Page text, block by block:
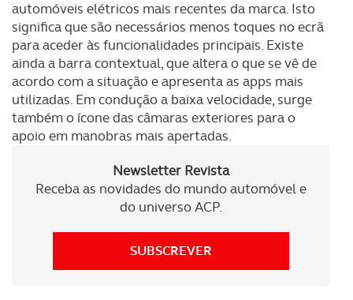
automóveis elétricos mais recentes da marca. Isto
significa que são necessários menos toques no ecrã
para aceder às funcionalidades principais. Existe
ainda a barra contextual, que altera o que se vê de
acordo com a situação e apresenta as apps mais
utilizadas. Em condução a baixa velocidade, surge
também o ícone das câmaras exteriores para o
apoio em manobras mais apertadas.
Newsletter Revista
Receba as novidades do mundo automóvel e
do universo ACP.
SUBSCREVER